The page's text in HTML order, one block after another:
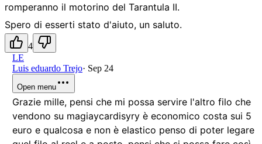
romperanno il motorino del Tarantula II.
Spero di esserti stato d'aiuto, un saluto.
4
LE
Luis eduardo Trejo· Sep 24
Open menu
Grazie mille, pensi che mi possa servire l'altro filo che
vendono su magiaycardisyry è economico costa sui 5
euro e qualcosa e non è elastico penso di poter legare